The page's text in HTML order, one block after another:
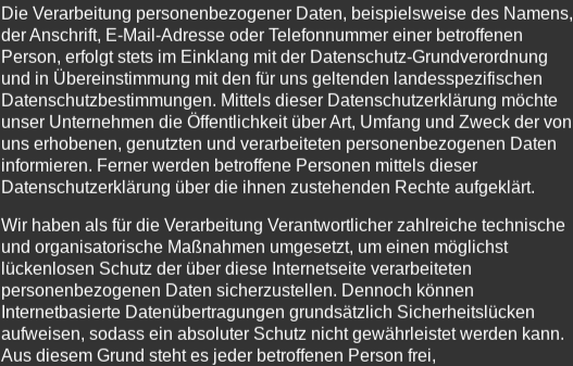
Die Verarbeitung personenbezogener Daten, beispielsweise des Namens,
der Anschrift, E-Mail-Adresse oder Telefonnummer einer betroffenen
Person, erfolgt stets im Einklang mit der Datenschutz-Grundverordnung
und in Übereinstimmung mit den für uns geltenden landesspezifischen
Datenschutzbestimmungen. Mittels dieser Datenschutzerklärung möchte
unser Unternehmen die Öffentlichkeit über Art, Umfang und Zweck der von
uns erhobenen, genutzten und verarbeiteten personenbezogenen Daten
informieren. Ferner werden betroffene Personen mittels dieser
Datenschutzerklärung über die ihnen zustehenden Rechte aufgeklärt.
Wir haben als für die Verarbeitung Verantwortlicher zahlreiche technische
und organisatorische Maßnahmen umgesetzt, um einen möglichst
lückenlosen Schutz der über diese Internetseite verarbeiteten
personenbezogenen Daten sicherzustellen. Dennoch können
Internetbasierte Datenübertragungen grundsätzlich Sicherheitslücken
aufweisen, sodass ein absoluter Schutz nicht gewährleistet werden kann.
Aus diesem Grund steht es jeder betroffenen Person frei,